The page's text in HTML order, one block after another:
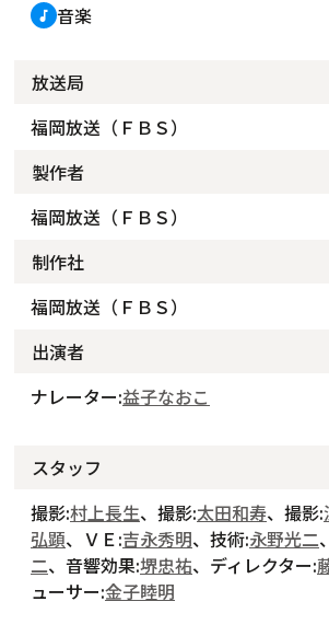
music_note 音楽
放送局
福岡放送（ＦＢＳ）
製作者
福岡放送（ＦＢＳ）
制作社
福岡放送（ＦＢＳ）
出演者
ナレーター:益子なおこ
スタッフ
撮影:村上長生、撮影:太田和寿、撮影:
弘顕、ＶＥ:吉永秀明、技術:永野光二
二、音響効果:堺忠祐、ディレクター:
ューサー:金子睦明